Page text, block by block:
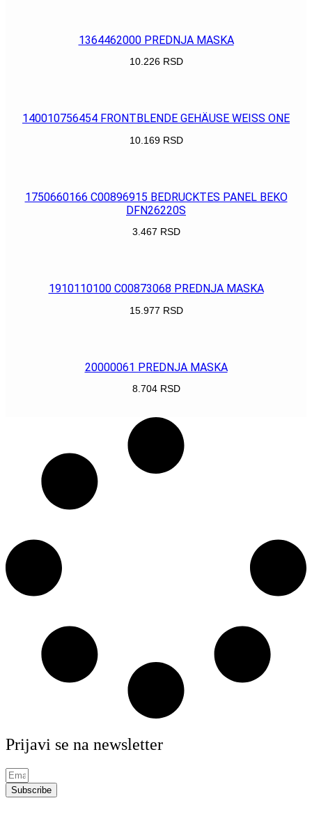
1364462000 PREDNJA MASKA
10.226 RSD
140010756454 FRONTBLENDE GEHÄUSE WEISS ONE
10.169 RSD
1750660166 C00896915 BEDRUCKTES PANEL BEKO
DFN26220S
3.467 RSD
1910110100 C00873068 PREDNJA MASKA
15.977 RSD
20000061 PREDNJA MASKA
8.704 RSD
Prijavi se na newsletter
Subscribe